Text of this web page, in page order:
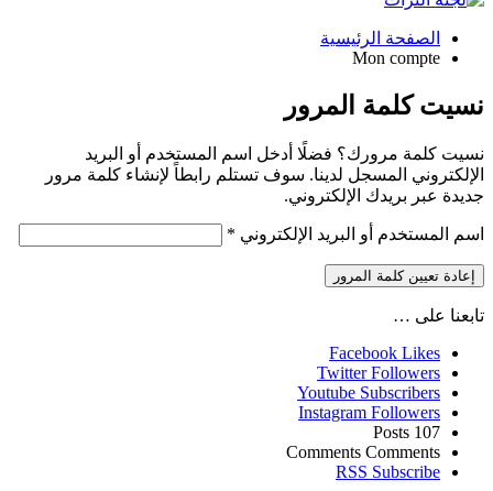
الصفحة الرئيسية
Mon compte
نسيت كلمة المرور
نسيت كلمة مرورك؟ فضلًا أدخل اسم المستخدم أو البريد
الإلكتروني المسجل لدينا. سوف تستلم رابطاً لإنشاء كلمة مرور
جديدة عبر بريدك الإلكتروني.
اسم المستخدم أو البريد الإلكتروني *
إعادة تعيين كلمة المرور
تابعنا على …
Facebook Likes
Twitter Followers
Youtube Subscribers
Instagram Followers
107
Posts
Comments Comments
RSS Subscribe